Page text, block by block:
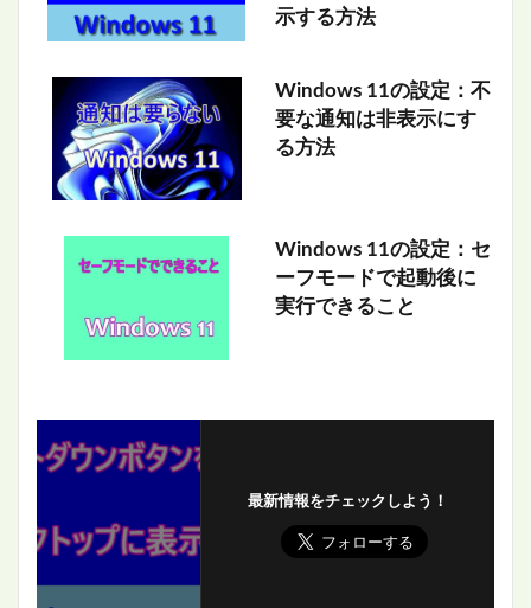
示する方法
Windows 11の設定：不
要な通知は非表示にす
る方法
Windows 11の設定：セ
ーフモードで起動後に
実行できること
最新情報をチェックしよう！